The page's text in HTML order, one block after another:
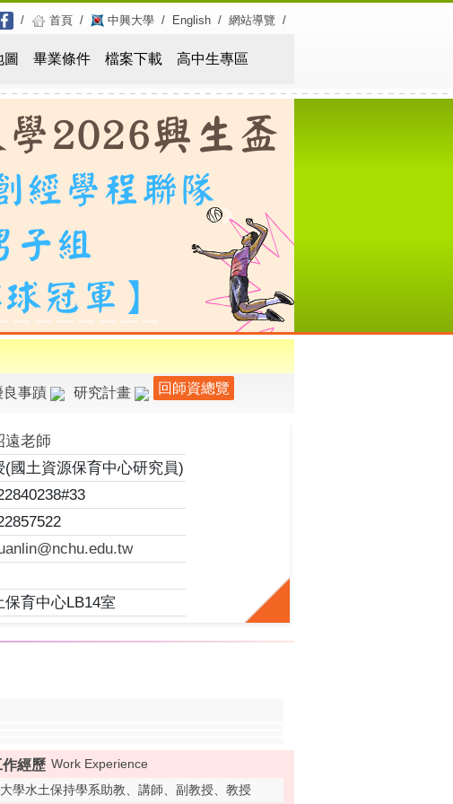
/ 首頁 / 中興大學 / English / 網站導覽 /
畢業條件 檔案下載 高中生專區
Next
良事蹟 研究計畫 回師資總覽
遠老師
(國土資源保育中心研究員)
保育中心LB14室
作經歷 Work Experience
學水土保持學系助教、講師、副教授、教授